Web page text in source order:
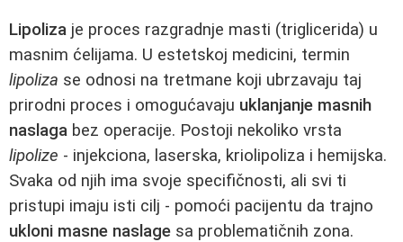
Lipoliza je proces razgradnje masti (triglicerida) u
masnim ćelijama. U estetskoj medicini, termin
lipoliza se odnosi na tretmane koji ubrzavaju taj
prirodni proces i omogućavaju uklanjanje masnih
naslaga bez operacije. Postoji nekoliko vrsta
lipolize - injekciona, laserska, kriolipoliza i hemijska.
Svaka od njih ima svoje specifičnosti, ali svi ti
pristupi imaju isti cilj - pomoći pacijentu da trajno
ukloni masne naslage sa problematičnih zona.